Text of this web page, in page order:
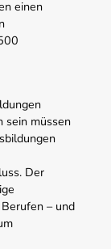
einen
sein müssen
Der
– und